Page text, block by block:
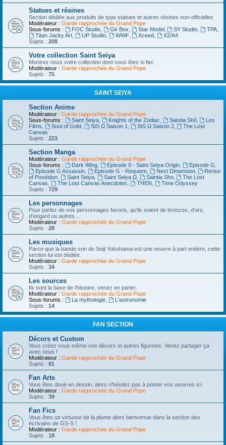
Statues et résines
Section dédiée aux produits de type statues et autres résines non-officielles
Modérateur : Garde rapprochée du Grand Pope
Sous-forums :
FOC Studio, Gk Box Star Model, SY Studio TPA
Titan Jacky Art, UP Studio, WWF, Xceed
X2/A4
Sujets : 208
Votre collection Saint Seiya
Montrez nous votre collection dont vous êtes si fier.
Modérateur : Garde rapprochée du Grand Pope
Sujets : 75
SAINT SEIYA
Section Anime
Modérateur : Garde rapprochée du Grand Pope
Sous-forums :
Saint Seiya, Knights of the Zodiac Saintia Shô,
Les
Films
Soul of Gold, StS Ω Saison 1 StS Ω Saison 2,
The Lost
Canvas
Sujets : 223
Section Manga
Modérateur : Garde rapprochée du Grand Pope
Sous-forums :
Dark Wing, Episode 0 - Saint Seiya Origin, Episode G
Episode G Assassin, Episode G - Requiem, Next Dimension,
Rerise
of Poséidon
Saint Seiya, Saint Seiya Ω, Saintia Sho,
The Lost
Canvas
The Lost Canvas Anecdotes THEN
Time Odyssey
Sujets : 729
Les personnages
Pour parlez de vos personnages favoris, qu'ils soient de bronzes, d'ors,
d'asgard ou autres...
Modérateur : Garde rapprochée du Grand Pope
Sujets : 28
Les musiques
Parce que la bande son de Seiji Yokohama est une oeuvre à part entière, cette
section lui est dédiée.
Modérateur : Garde rapprochée du Grand Pope
Sujets : 34
Les sources
Ils sont la base de l'histoire, venez en parler.
Modérateur : Garde rapprochée du Grand Pope
Sous-forums :
La mythologie,
L'astronomie
Sujets : 14
FAN SECTION
Décors et Custom
Vous créez vous même vos décors et autres figurines. Venez partager ça
avec nous !
Modérateur : Garde rapprochée du Grand Pope
Sujets : 81
Fan Arts
Vous êtes doué en dessin, alors n'hésitez pas à poster vos oeuvres ici.
Modérateur : Garde rapprochée du Grand Pope
Sujets : 39
Fan Fics
Vous êtes un virtuose de la plume alors bienvenue dans la section des
écrivains de GS-S !
Modérateur : Garde rapprochée du Grand Pope
Sujets : 18